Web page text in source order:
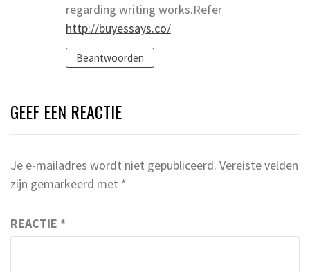
regarding writing works.Refer
http://buyessays.co/
Beantwoorden
GEEF EEN REACTIE
Je e-mailadres wordt niet gepubliceerd. Vereiste velden
zijn gemarkeerd met *
REACTIE *